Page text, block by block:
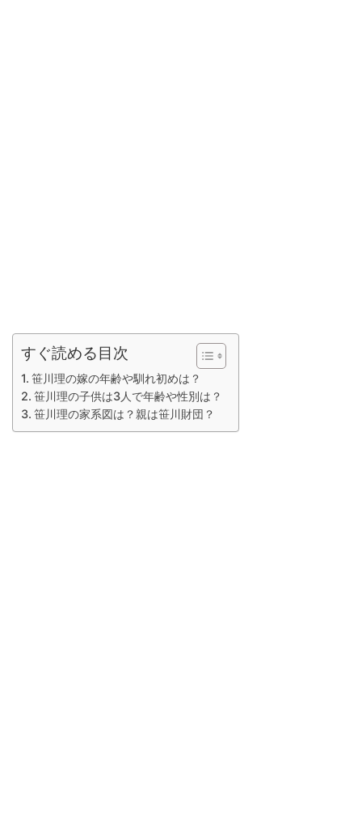
すぐ読める目次
笹川理の嫁の年齢や馴れ初めは？
笹川理の子供は3人で年齢や性別は？
笹川理の家系図は？親は笹川財団？